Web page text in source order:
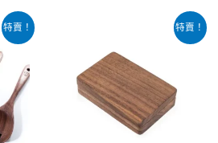
特賣！ 特賣！
價
格：
$179.00。$129.00。